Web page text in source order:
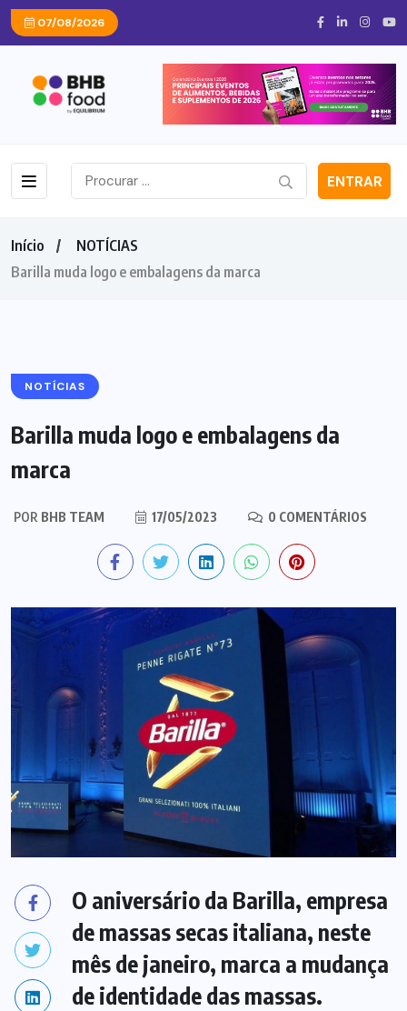
07/08/2026
ENTRAR
Início
NOTÍCIAS
Barilla muda logo e embalagens da marca
NOTÍCIAS
Barilla muda logo e embalagens da
marca
POR BHB TEAM 17/05/2023 0 COMENTÁRIOS
O aniversário da Barilla, empresa
de massas secas italiana, neste
mês de janeiro, marca a mudança
de identidade das massas.